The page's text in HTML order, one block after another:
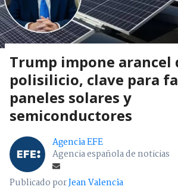
Trump impone arancel
polisilicio, clave para
paneles solares y
semiconductores
Agencia EFE
Agencia española de noticias
Publicado porJean Valencia